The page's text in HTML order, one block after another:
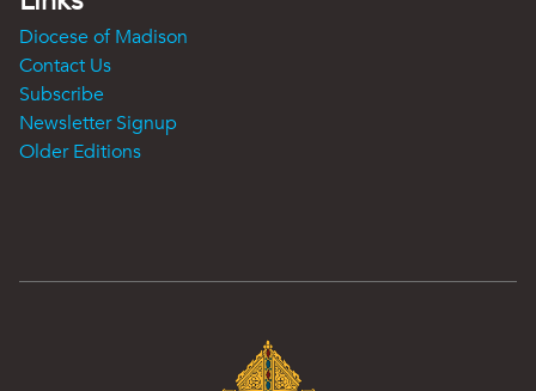
Diocese of Madison
Contact Us
Subscribe
Newsletter Signup
Older Editions